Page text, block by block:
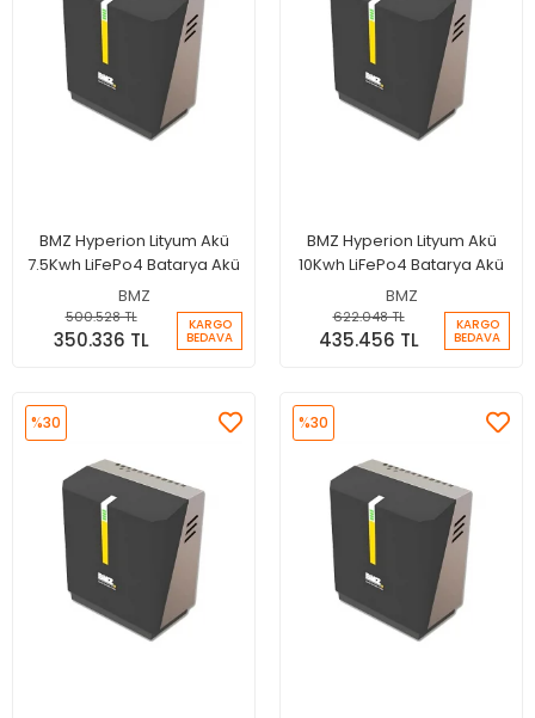
BMZ Hyperion Lityum Akü
7.5Kwh LiFePo4 Batarya Akü
BMZ
500.528 TL
350.336 TL
KARGO
BEDAVA
BMZ Hyperion Lityum Akü
10Kwh LiFePo4 Batarya Akü
BMZ
622.048 TL
435.456 TL
KARGO
BEDAVA
%30 %30